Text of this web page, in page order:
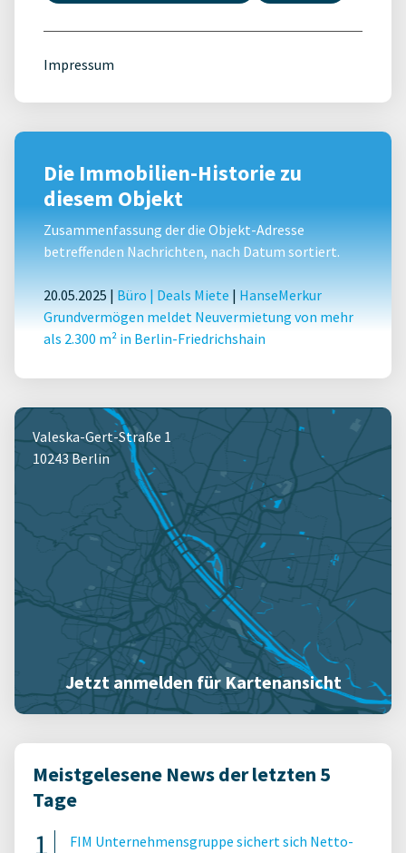
Impressum
Die Immobilien-Historie zu
diesem Objekt
Zusammenfassung der die Objekt-Adresse
betreffenden Nachrichten, nach Datum sortiert.
20.05.2025 | Büro | Deals Miete | HanseMerkur
Grundvermögen meldet Neuvermietung von mehr
als 2.300 m² in Berlin-Friedrichshain
Valeska-Gert-Straße 1
10243 Berlin
Jetzt anmelden für Kartenansicht
Meistgelesene News der letzten 5
Tage
FIM Unternehmensgruppe sichert sich Netto-